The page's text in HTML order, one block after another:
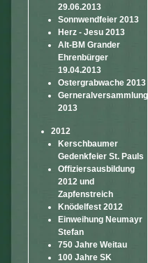
29.06.2013
Sonnwendfeier 2013
Herz - Jesu 2013
Alt-BM Grander
Ehrenbürger
19.04.2013
Ostergrabwache 2013
Gerneralversammlung
2013
2012
Kerschbaumer
Gedenkfeier St. Pauls
Offiziersausbildung
2012 und
Zapfenstreich
Knödelfest 2012
Einweihung Neumayr
Stefan
750 Jahre Weitau
100 Jahre SK